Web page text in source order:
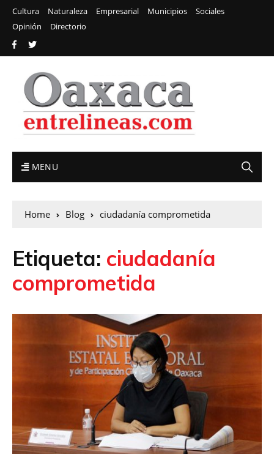
Cultura Naturaleza Empresarial Municipios
Sociales
Opinión
Directorio
MENU
Home Blog ciudadanía comprometida
Etiqueta: ciudadanía
comprometida